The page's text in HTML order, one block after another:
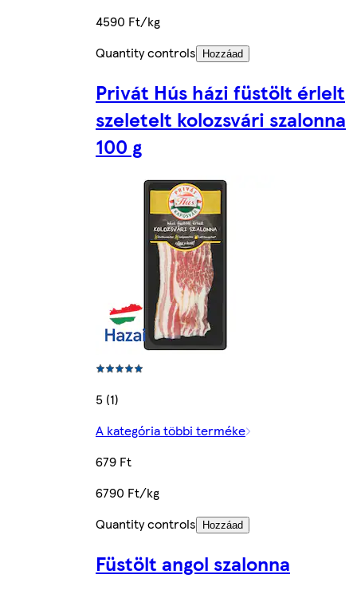
4590 Ft/kg
Quantity controls
Hozzáad
Privát Hús házi füstölt érlelt
szeletelt kolozsvári szalonna
100 g
5 (1)
A kategória többi terméke
679 Ft
6790 Ft/kg
Quantity controls
Hozzáad
Füstölt angol szalonna